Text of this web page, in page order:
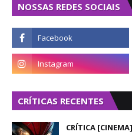
NOSSAS REDES SOCIAIS
CRÍTICAS RECENTES
CRÍTICA